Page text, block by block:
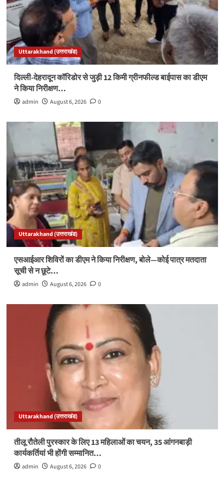
Uttarakhand (उत्तराखंड)
दिल्ली-देहरादून कॉरिडोर से जुड़ी 12 किमी ग्रीनफील्ड बाईपास का डीएम
ने किया निरीक्षण…
admin August 6, 2026 0
Uttarakhand (उत्तराखंड)
एसआईआर शिविरों का डीएम ने किया निरीक्षण, बोले—कोई पात्र मतदाता
सूची से न छूटे…
admin August 6, 2026 0
Uttarakhand (उत्तराखंड)
तीलू रौतेली पुरस्कार के लिए 13 महिलाओं का चयन, 35 आंगनबाड़ी
कार्यकर्तियां भी होंगी सम्मानित…
admin August 6, 2026 0